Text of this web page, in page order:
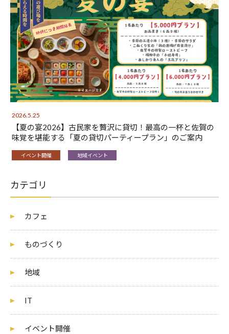
2026.5.25
【夏の宴2026】古民家を贅沢に貸切！最高の一杯と佐賀の
味覚を堪能する「夏の貸切パーティープラン」のご案内
イベント開催 地域イベント
カテゴリ
カフェ
ものづくり
地域
IT
イベント開催